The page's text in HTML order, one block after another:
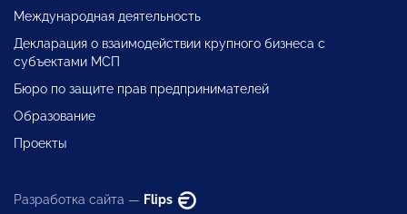
Международная деятельность
Декларация о взаимодействии крупного бизнеса с
субъектами МСП
Бюро по защите прав предпринимателей
Образование
Проекты
Разработка сайта — Flips